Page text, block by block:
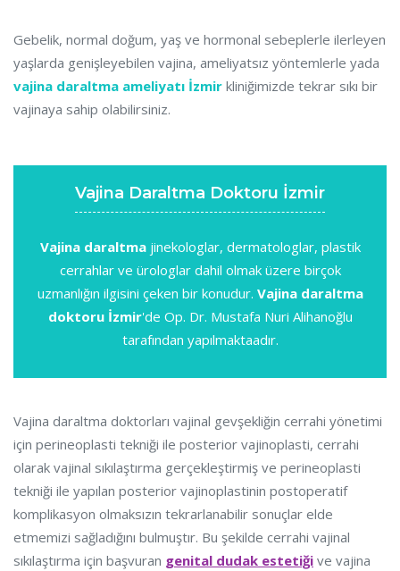
Gebelik, normal doğum, yaş ve hormonal sebeplerle ilerleyen
yaşlarda genişleyebilen vajina, ameliyatsız yöntemlerle yada
vajina daraltma ameliyatı İzmir kliniğimizde tekrar sıkı bir
vajinaya sahip olabilirsiniz.
Vajina Daraltma Doktoru İzmir
Vajina daraltmajinekologlar, dermatologlar, plastik
cerrahlar ve ürologlar dahil olmak üzere birçok
uzmanlığın ilgisini çeken bir konudur. Vajina daraltma
doktoru İzmir'de Op. Dr. Mustafa Nuri Alihanoğlu
tarafından yapılmaktaadır.
Vajina daraltma doktorları vajinal gevşekliğin cerrahi yönetimi
için perineoplasti tekniği ile posterior vajinoplasti, cerrahi
olarak vajinal sıkılaştırma gerçekleştirmiş ve perineoplasti
tekniği ile yapılan posterior vajinoplastinin postoperatif
komplikasyon olmaksızın tekrarlanabilir sonuçlar elde
etmemizi sağladığını bulmuştır. Bu şekilde cerrahi vajinal
sıkılaştırma için başvuran genital dudak estetiği ve vajina